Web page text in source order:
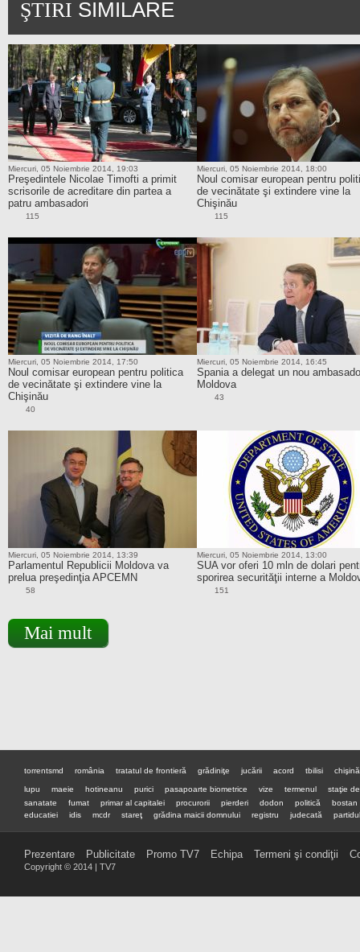
ŞTIRI SIMILARE
Miercuri, 05 Noiembrie 2014, 19:03
Preşedintele Nicolae Timofti a primit
scrisorile de acreditare din partea a
patru ambasadori
115
Miercuri, 05 Noiembrie 2014, 18:00
Noul comisar european pentru
de vecinătate şi extindere vine la
Chişinău
115
Miercuri, 05 Noiembrie 2014, 17:50
Noul comisar european pentru politica
de vecinătate şi extindere vine la
Chişinău
40
Miercuri, 05 Noiembrie 2014, 16:45
Spania a delegat un nou
Moldova
43
Miercuri, 05 Noiembrie 2014, 13:39
Parlamentul Republicii Moldova va
prelua preşedinţia APCEMN
58
Miercuri, 05 Noiembrie 2014, 13:00
SUA vor oferi 10 mln de dolari
sporirea securităţii interne a
151
Mai mult
torrentsmd românia tratatul de frontieră grădiniţe jucării acord tbilisi
lupu maeie hotineanu purici pasapoarte biometrice vize termenul
staţie
sanatate
fumat primar al capitalei procurorii pierderi dodon politică
bostan
educatiei
idis mcdr stareţ grădina maicii domnului registru judecată
Prezentare Publicitate Promo TV7 Echipa Termeni şi condiţii
Copyright © 2014 | TV7